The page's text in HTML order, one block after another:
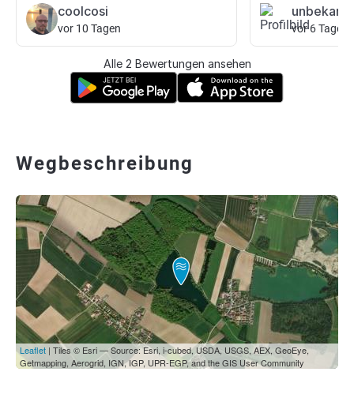
coolcosi
vor 10 Tagen vor 6 Tagen
Alle 2 Bewertungen ansehen
Wegbeschreibung
Leaflet | Tiles © Esri — Source: Esri, i-cubed, USDA, USGS, AEX, GeoEye,
Getmapping, Aerogrid, IGN, IGP, UPR-EGP, and the GIS User Community